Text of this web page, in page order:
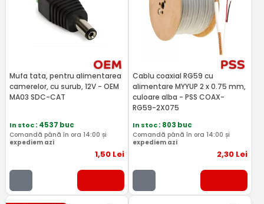
Mufa tata, pentru alimentarea
camerelor, cu surub, 12V - OEM
MA03 SDC-CAT
In stoc: 4537 buc
Comandă până în ora 14:00 și
expediem azi
1,50Lei
Cablu coaxial RG59 cu
alimentare MYYUP 2 x 0.75 mm,
culoare alba - PSS COAX-
RG59-2X075
In stoc: 803 buc
Comandă până în ora 14:00 și
expediem azi
2,30 Lei